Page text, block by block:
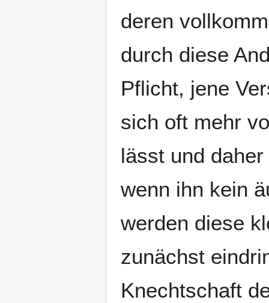
deren
durch diese
Pflicht, jene
sich oft mehr
lässt und
wenn ihn kein
werden diese
zunächst
Knechtschaft